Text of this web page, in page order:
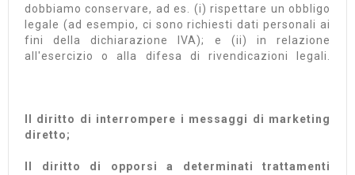
dobbiamo conservare, ad es. (i) rispettare un obbligo
legale (ad esempio, ci sono richiesti dati personali ai
fini della dichiarazione IVA); e (ii) in relazione
all'esercizio o alla difesa di rivendicazioni legali.
Il diritto di interrompere i messaggi di marketing
diretto;
Il diritto di opporsi a determinati trattamenti